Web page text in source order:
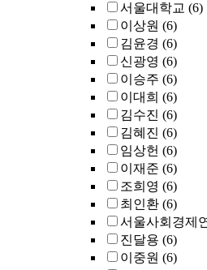
서울대학교 (6)
이상원 (6)
김윤경 (6)
신광영 (6)
이승주 (6)
이대희 (6)
김수진 (6)
김혜진 (6)
임상헌 (6)
이재준 (6)
조희영 (6)
최인환 (6)
서울사회경제
진달용 (6)
이중원 (6)